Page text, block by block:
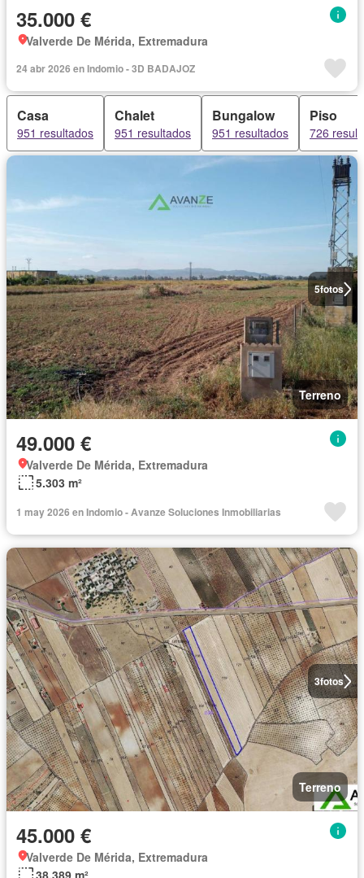
35.000 €
Valverde De Mérida, Extremadura
24 abr 2026 en Indomio - 3D BADAJOZ
Casa
951 resultados
Chalet
951 resultados
Bungalow
951 resultados
Piso
726
5fotos
Terreno
49.000 €
Valverde De Mérida, Extremadura
5.303 m²
1 may 2026 en Indomio - Avanze Soluciones Inmobiliarias
3fotos
Terreno
45.000 €
Valverde De Mérida, Extremadura
38.389 m²